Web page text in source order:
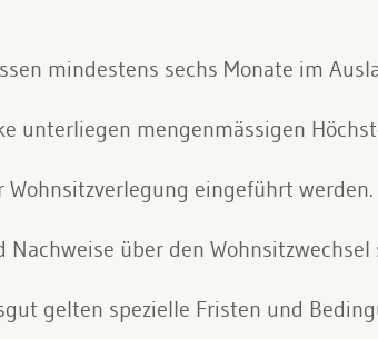
mindestens sechs Monate im
unterliegen mengenmässigen
eingeführt werden.
über den
gelten spezielle Fristen und